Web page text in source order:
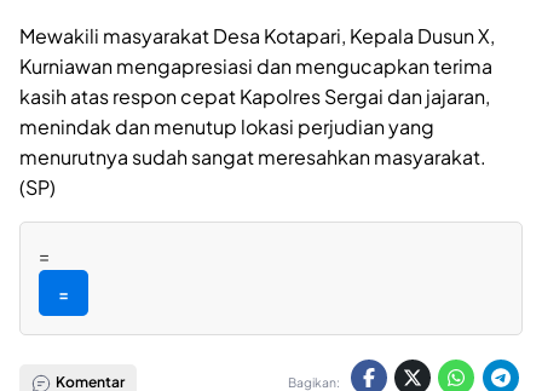
Mewakili masyarakat Desa Kotapari, Kepala Dusun X,
Kurniawan mengapresiasi dan mengucapkan terima
kasih atas respon cepat Kapolres Sergai dan jajaran,
menindak dan menutup lokasi perjudian yang
menurutnya sudah sangat meresahkan masyarakat.
(SP)
=
=
Komentar Bagikan: